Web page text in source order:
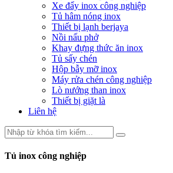
Xe đẩy inox công nghiệp
Tủ hâm nóng inox
Thiết bị lạnh berjaya
Nồi nấu phở
Khay đựng thức ăn inox
Tủ sấy chén
Hộp bẫy mỡ inox
Máy rửa chén công nghiệp
Lò nướng than inox
Thiết bị giặt là
Liên hệ
Tủ inox công nghiệp